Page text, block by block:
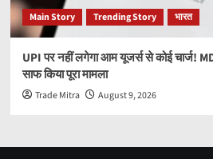
Main Story Trending Story भारत
UPI पर नहीं लगेगा आम यूजर्स से कोई चार्ज!
साफ किया पूरा मामला
Trade Mitra August 9, 2026